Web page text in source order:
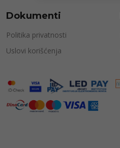
Dokumenti
Politika privatnosti
Uslovi korišćenja